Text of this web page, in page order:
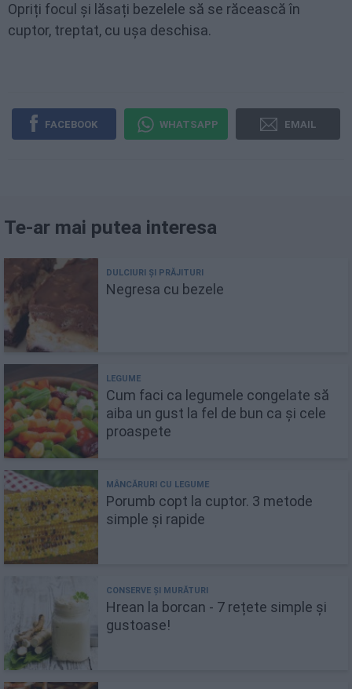
Opriți focul și lăsați bezelele să se răcească în
cuptor, treptat, cu ușa deschisa.
FACEBOOK WHATSAPP EMAIL
Te-ar mai putea interesa
Negresa cu bezele
Cum faci ca legumele congelate să
aiba un gust la fel de bun ca și cele
proaspete
Porumb copt la cuptor. 3 metode
simple și rapide
Hrean la borcan - 7 rețete simple și
gustoase!